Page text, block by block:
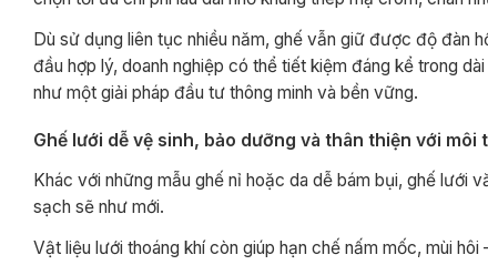
Dù sử dụng liên tục nhiều năm, ghế vẫn giữ được độ đàn
đầu hợp lý, doanh nghiệp có thể tiết kiệm đáng kể trong
như một giải pháp đầu tư thông minh và bền vững.
Ghế lưới dễ vệ sinh, bảo dưỡng và thân thiện với môi
Khác với những mẫu ghế nỉ hoặc da dễ bám bụi, ghế lưới
sạch sẽ như mới.
Vật liệu lưới thoáng khí còn giúp hạn chế nấm mốc, mùi